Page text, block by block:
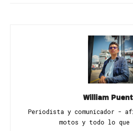
William
Periodista y comunicador -
motos y todo lo que